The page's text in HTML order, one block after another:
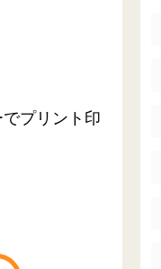
プリント印